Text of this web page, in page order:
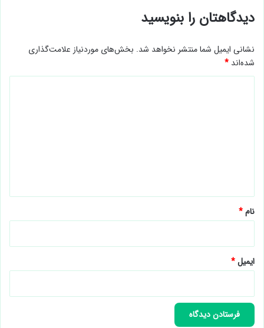
دیدگاهتان را بنویسید
نشانی ایمیل شما منتشر نخواهد شد. بخش‌های موردنیاز علامت‌گذاری
شده‌اند *
نام*
ایمیل*